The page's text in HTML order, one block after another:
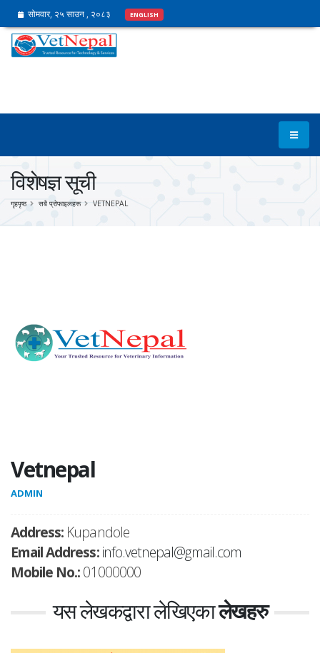
सोमवार, २५ साउन , २०८३ ENGLISH
विशेषज्ञ सूची
गृहपृष्ठ सबै प्रोफाइलहरू VETNEPAL
Vetnepal
ADMIN
Address: Kupandole
Email Address:info.vetnepal@gmail.com
Mobile No.:01000000
यस लेखकद्वारा लेखिएकालेखहरु